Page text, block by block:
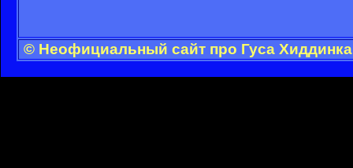
© Неофициальный сайт про Гуса